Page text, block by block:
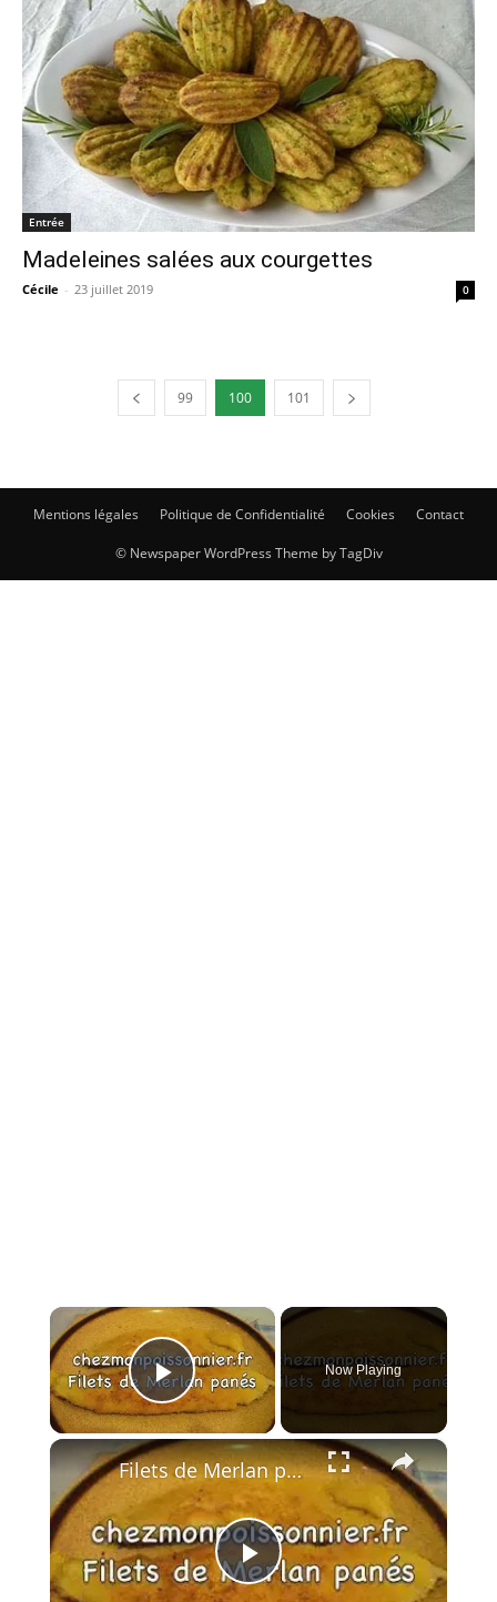
Entrée
Madeleines salées aux courgettes
Cécile - 23 juillet 2019 0
99 100 101
Mentions légales Politique de Confidentialité Cookies Contact
© Newspaper WordPress Theme by TagDiv
×
Play Video
Now Playing
×
Play
Filets de Merlan panés